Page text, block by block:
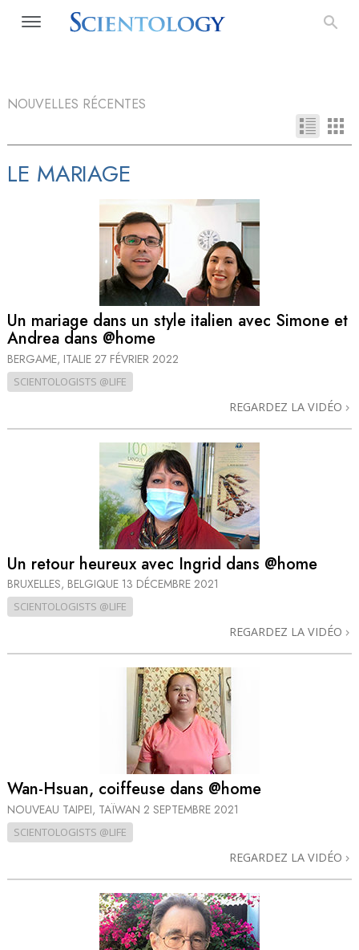
NOUVELLES RÉCENTES
LE MARIAGE
Un mariage dans un style italien avec Simone et
Andrea dans @home
BERGAME, ITALIE 27 FÉVRIER 2022
SCIENTOLOGISTS @LIFE
REGARDEZ LA VIDÉO
Un retour heureux avec Ingrid dans @home
BRUXELLES, BELGIQUE 13 DÉCEMBRE 2021
SCIENTOLOGISTS @LIFE
REGARDEZ LA VIDÉO
Wan-Hsuan, coiffeuse dans @home
NOUVEAU TAIPEI, TAÏWAN 2 SEPTEMBRE 2021
SCIENTOLOGISTS @LIFE
REGARDEZ LA VIDÉO